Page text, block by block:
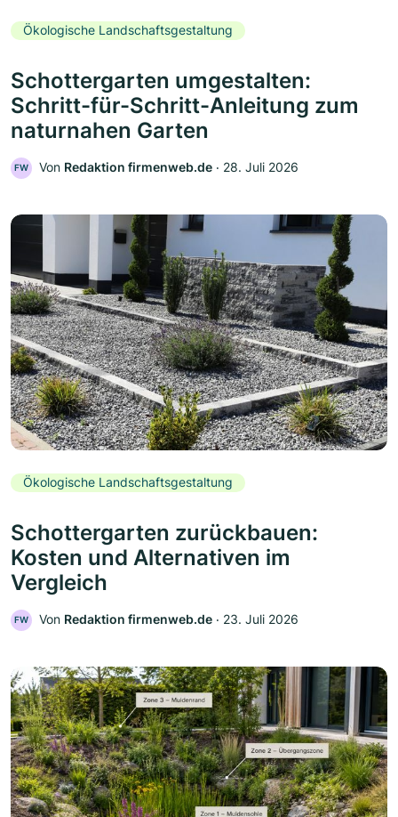
Ökologische Landschaftsgestaltung
Schottergarten umgestalten:
Schritt-für-Schritt-Anleitung zum
naturnahen Garten
FW Von Redaktion firmenweb.de ‧ 28. Juli 2026
Ökologische Landschaftsgestaltung
Schottergarten zurückbauen:
Kosten und Alternativen im
Vergleich
FW Von Redaktion firmenweb.de ‧ 23. Juli 2026